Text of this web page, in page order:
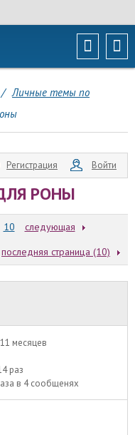
/ Личные темы по
Регистрация Войти
РОНЫ
10
следующая
последняя страница (10)
месяцев
раз
в 4 сообщенях